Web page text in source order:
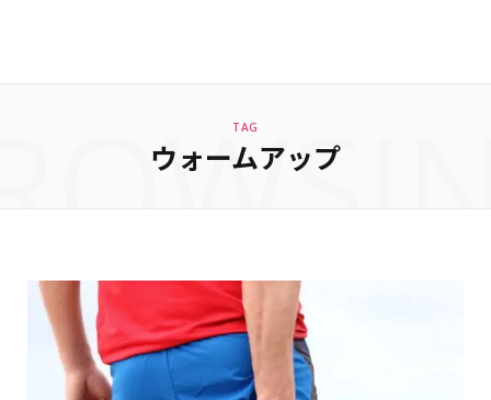
TAG
ウォームアップ